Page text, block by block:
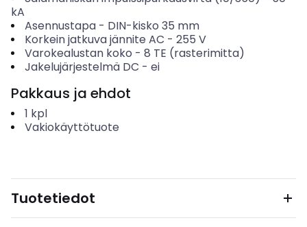
kA
Asennustapa- DIN-kisko 35 mm
Korkein jatkuva jännite AC - 255 V
Varokealustan koko - 8 TE (rasterimitta)
Jakelujärjestelmä DC - ei
Pakkaus ja ehdot
1 kpl
Vakiokäyttötuote
Tuotetiedot